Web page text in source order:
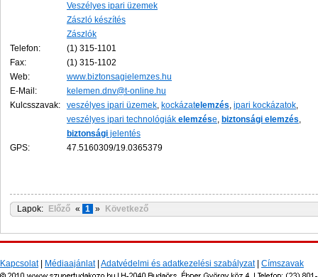
Veszélyes ipari üzemek
Zászló készítés
Zászlók
Telefon:
(1) 315-1101
Fax:
(1) 315-1102
Web:
www.biztonsagielemzes.hu
E-Mail:
kelemen.dnv@t-online.hu
Kulcsszavak:
veszélyes ipari üzemek, kockázatelemzés, ipari kockázatok,
veszélyes ipari technológiák elemzése, biztonsági elemzés,
biztonsági jelentés
GPS:
47.5160309/19.0365379
Lapok: Előző « 1 » Következő
Kapcsolat| Médiaajánlat| Adatvédelmi és adatkezelési szabályzat| Címszavak